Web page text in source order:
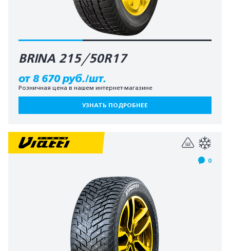
BRINA 215/50R17
от 8 670 руб./шт.
Розничная цена в нашем интернет-магазине
УЗНАТЬ ПОДРОБНЕЕ
0